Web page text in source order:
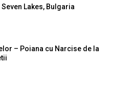
Lakes, Bulgaria
– Poiana cu Narcise de la